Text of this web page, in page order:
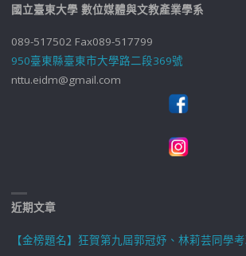
國立臺東大學 數位媒體與文教產業學系
089-517502 Fax089-517799
950臺東縣臺東市大學路二段369號
nttu.eidm@gmail.com
近期文章
【金榜題名】狂賀第九屆郭冠妤、林莉芸同學